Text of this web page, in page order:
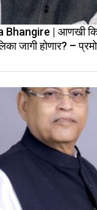
| आणखी
जागी होणार? –